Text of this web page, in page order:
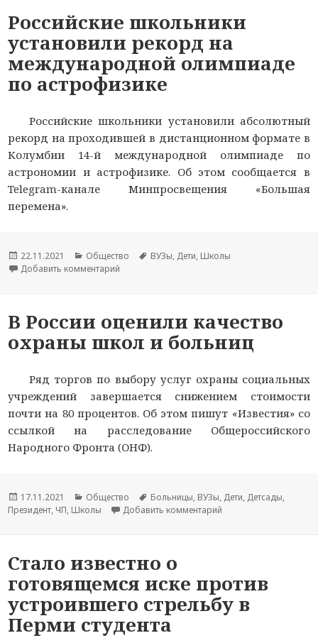
Российские школьники
установили рекорд на
международной олимпиаде
по астрофизике
Российские школьники установили абсолютный
рекорд на проходившей в дистанционном формате в
Колумбии 14-й международной олимпиаде по
астрономии и астрофизике. Об этом сообщается в
Telegram-канале Минпросвещения «Большая
перемена».
Опубликовано
22.11.2021 Рубрики
Общество Метки
ВУЗы, Дети, Школы
Добавить комментарий
В России оценили качество
охраны школ и больниц
Ряд торгов по выбору услуг охраны социальных
учреждений завершается снижением стоимости
почти на 80 процентов. Об этом пишут «Известия» со
ссылкой на расследование Общероссийского
Народного Фронта (ОНФ).
Опубликовано
17.11.2021 Рубрики
Общество Метки
Больницы, ВУЗы, Дети, Детсады,
Президент, ЧП, Школы Добавить комментарий
Стало известно о
готовящемся иске против
устроившего стрельбу в
Перми студента